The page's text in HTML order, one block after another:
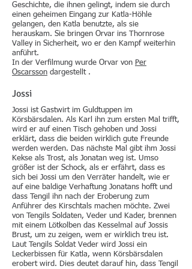
Geschichte, die ihnen gelingt, indem sie durch
einen geheimen Eingang zur Katla-Höhle
gelangen, den Katla benutzte, als sie
herauskam. Sie bringen Orvar ins Thornrose
Valley in Sicherheit, wo er den Kampf weiterhin
anführt.
In der Verfilmung wurde Orvar von Per
Oscarsson dargestellt .
Jossi
Jossi ist Gastwirt im Guldtuppen im
Körsbärsdalen. Als Karl ihn zum ersten Mal trifft,
wird er auf einen Tisch gehoben und Jossi
erklärt, dass die beiden wirklich gute Freunde
werden werden. Das nächste Mal gibt ihm Jossi
Kekse als Trost, als Jonatan weg ist. Umso
größer ist der Schock, als er erfährt, dass es
sich bei Jossi um den Verräter handelt, wie er
auf eine baldige Verhaftung Jonatans hofft und
dass Tengil ihn nach der Eroberung zum
Anführer des Kirschtals machen möchte. Zwei
von Tengils Soldaten, Veder und Kader, brennen
mit einem Lötkolben das Kesselmal auf Jossis
Brust, um zu zeigen, wem er wirklich treu ist.
Laut Tengils Soldat Veder wird Jossi ein
Leckerbissen für Katla, wenn Körsbärsdalen
erobert wird. Dies deutet darauf hin, dass Tengil